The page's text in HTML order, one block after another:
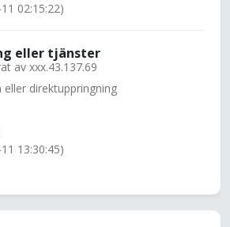
02:15:22)
eller tjänster
av xxx.43.137.69
eller direktuppringning
13:30:45)